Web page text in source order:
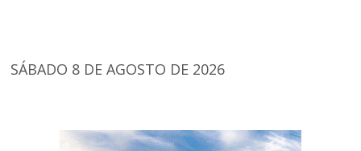
SÁBADO 8 DE AGOSTO DE 2026